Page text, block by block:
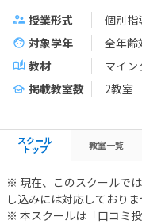
授業形式
個別指
対象学年
全年齢
教材
マイン
掲載教室数
2教室
スクール
トップ 教室一覧
※ 現在、このスクールで
し込みには対応しておりま
※ 本スクールは「口コミ